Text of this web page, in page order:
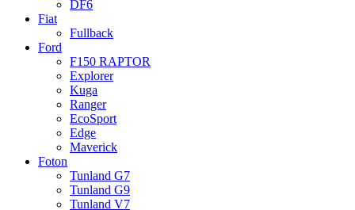
DF6
Fiat
Fullback
Ford
F150 RAPTOR
Explorer
Kuga
Ranger
EcoSport
Edge
Maverick
Foton
Tunland G7
Tunland G9
Tunland V7